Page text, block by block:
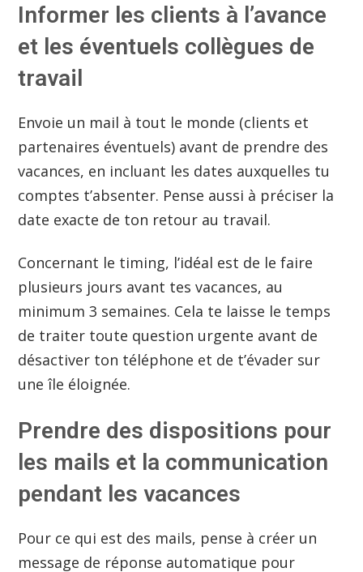
Informer les clients à l’avance
et les éventuels collègues de
travail
Envoie un mail à tout le monde (clients et
partenaires éventuels) avant de prendre des
vacances, en incluant les dates auxquelles tu
comptes t’absenter. Pense aussi à préciser la
date exacte de ton retour au travail.
Concernant le timing, l’idéal est de le faire
plusieurs jours avant tes vacances, au
minimum 3 semaines. Cela te laisse le temps
de traiter toute question urgente avant de
désactiver ton téléphone et de t’évader sur
une île éloignée.
Prendre des dispositions pour
les mails et la communication
pendant les vacances
Pour ce qui est des mails, pense à créer un
message de réponse automatique pour